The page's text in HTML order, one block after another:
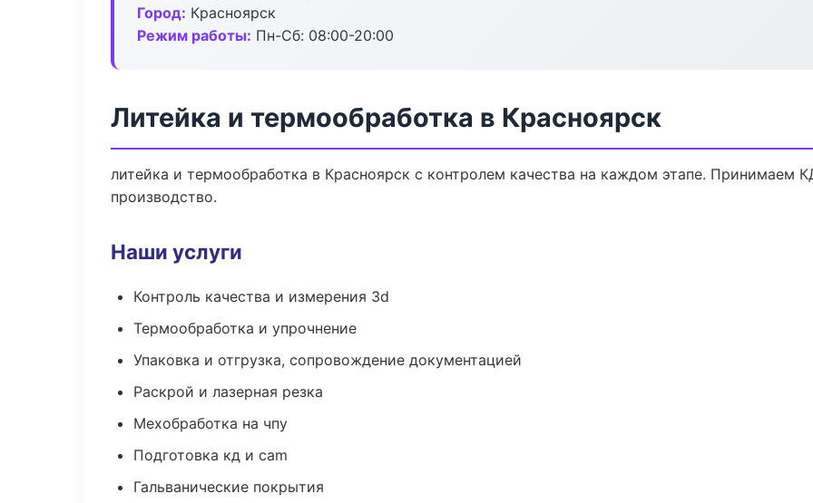
Город: Красноярск
Режим работы: Пн-Сб: 08:00-20:00
Литейка и термообработка в Красноярск
литейка и термообработка в Красноярск с контролем качества на каждом этапе. Принимаем
производство.
Наши услуги
Контроль качества и измерения 3d
Термообработка и упрочнение
Упаковка и отгрузка, сопровождение документацией
Раскрой и лазерная резка
Мехобработка на чпу
Подготовка кд и cam
Гальванические покрытия